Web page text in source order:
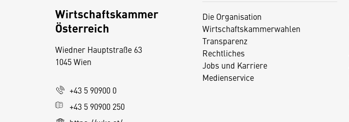
Die Organisation
Wirtschaftskammerwahlen
Transparenz
Rechtliches
Jobs und Karriere
Medienservice
Wirtschaftskammer
Österreich
Wiedner Hauptstraße 63
1045 Wien
+43 5 90900 0
+43 5 90900 250